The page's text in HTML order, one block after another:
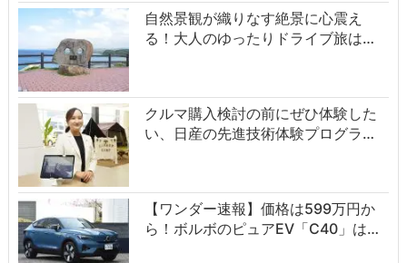
自然景観が織りなす絶景に心震え
る！大人のゆったりドライブ旅は…
クルマ購入検討の前にぜひ体験した
い、日産の先進技術体験プログラ…
【ワンダー速報】価格は599万円か
ら！ボルボのピュアEV「C40」は…